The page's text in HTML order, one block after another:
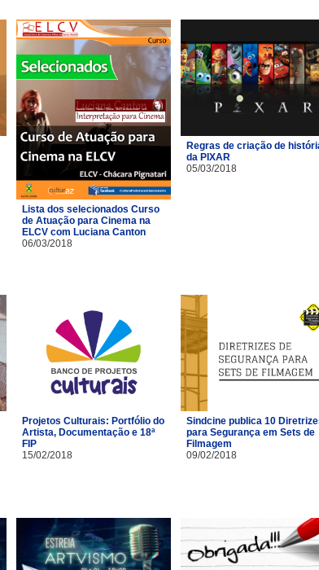
Lista dos selecionados Curso
de Atuação para Cinema na
ELCV com Luciana Canton
06/03/2018
Regras de criação de
da PIXAR
05/03/2018
Projetos Culturais: Portfólio do
Artista, Documentação e 18ª
FIP
15/02/2018
Sindcine publica 10
para Segurança em Sets de
Filmagem
09/02/2018